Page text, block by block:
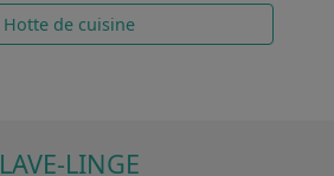
Hotte de cuisine
LAVE-LINGE